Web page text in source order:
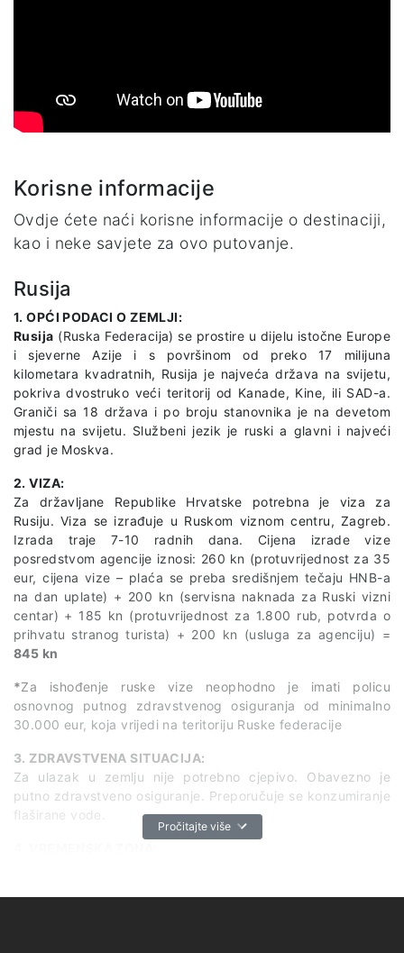
Korisne informacije
Ovdje ćete naći korisne informacije o destinaciji,
kao i neke savjete za ovo putovanje.
Rusija
1. OPĆI PODACI O ZEMLJI:
Rusija (Ruska Federacija) se prostire u dijelu istočne Europe
i sjeverne Azije i s površinom od preko 17 milijuna
kilometara kvadratnih, Rusija je najveća država na svijetu,
pokriva dvostruko veći teritorij od Kanade, Kine, ili SAD-a.
Graniči sa 18 država i po broju stanovnika je na devetom
mjestu na svijetu. Službeni jezik je ruski a glavni i najveći
grad je Moskva.
2. VIZA:
Za državljane Republike Hrvatske potrebna je viza za
Rusiju. Viza se izrađuje u Ruskom viznom centru, Zagreb.
Izrada traje 7-10 radnih dana. Cijena izrade vize
posredstvom agencije iznosi: 260 kn (protuvrijednost za 35
eur, cijena vize – plaća se preba središnjem tečaju HNB-a
na dan uplate) + 200 kn (servisna naknada za Ruski vizni
centar) + 185 kn (protuvrijednost za 1.800 rub, potvrda o
prihvatu stranog turista) + 200 kn (usluga za agenciju) =
845 kn
*Za ishođenje ruske vize neophodno je imati policu
osnovnog putnog zdravstvenog osiguranja od minimalno
30.000 eur, koja vrijedi na teritoriju Ruske federacije
3. ZDRAVSTVENA SITUACIJA:
Za ulazak u zemlju nije potrebno cjepivo. Obavezno je
putno zdravstveno osiguranje. Preporučuje se konzumiranje
flaširane vode.
Pročitajte više